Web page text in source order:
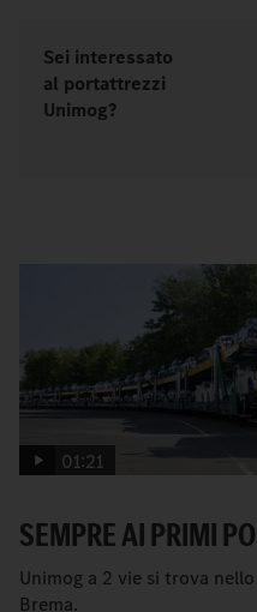
Sei interessato
al portattrezzi
Unimog?
01:21
SEMPRE AI PRIMI
Unimog a 2 vie si trova
Brema.